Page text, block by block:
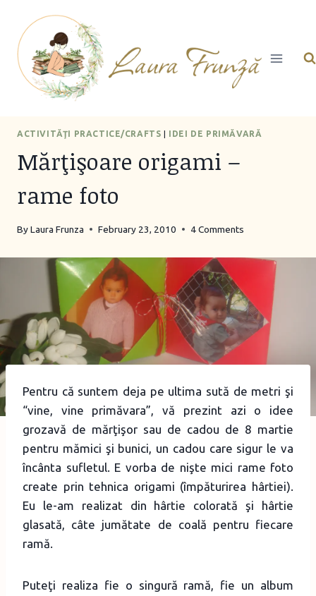
content
ACTIVITĂŢI PRACTICE/CRAFTS IDEI DE PRIMĂVARĂ
Mărţişoare origami –
rame foto
ByLaura Frunza February 23, 2010 4 Comments
Pentru că suntem deja pe ultima sută de metri şi
“vine, vine primăvara”, vă prezint azi o idee
grozavă de mărţişor sau de cadou de 8 martie
pentru mămici şi bunici, un cadou care sigur le va
încânta sufletul. E vorba de nişte mici rame foto
create prin tehnica origami (împăturirea hârtiei).
Eu le-am realizat din hârtie colorată şi hârtie
glasată, câte jumătate de coală pentru fiecare
ramă.
Puteţi realiza fie o singură ramă, fie un album